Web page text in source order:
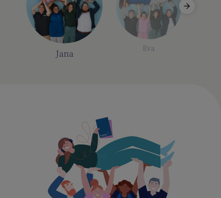
Jana
Eva